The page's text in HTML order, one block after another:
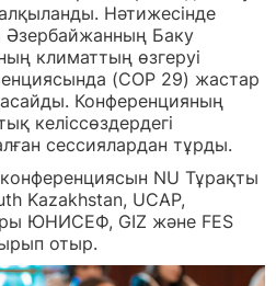
Нәтижесінде
Баку
климаттың өзгеруі
(COP 29) жастар
Конференцияның
келіссөздердегі
сессиялардан тұрды.
NU Тұрақты
Kazakhstan, UCAP,
ЮНИСЕФ, GIZ және FES
отыр.